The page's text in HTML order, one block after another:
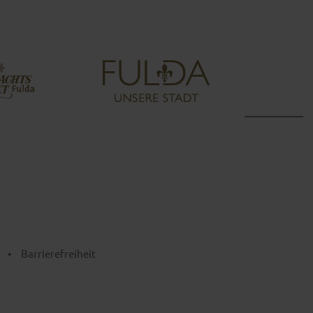
• Barrierefreiheit